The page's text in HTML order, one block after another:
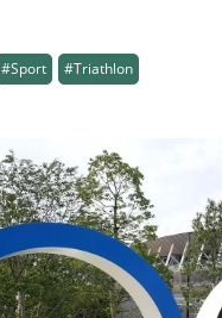
#Sport #Triathlon